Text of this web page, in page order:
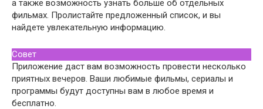
а также возможность узнать больше об отдельных
фильмах. Пролистайте предложенный список, и вы
найдете увлекательную информацию.
Совет
Приложение даст вам возможность провести несколько
приятных вечеров. Ваши любимые фильмы, сериалы и
программы будут доступны вам в любое время и
бесплатно.